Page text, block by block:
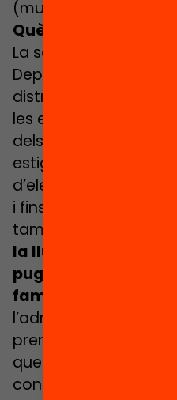
(municipi) – esp
Què origina la
La segregació escolar
Depèn de la
distribució desigual
les escoles al llarg
dels centres d’un
estigui regulada, de
d’elecció de les
i fins i tot de
també es donen a
la lluita contra la
pugui dependre de
famílies
l’administració vetllar
prendre mesures,
que funcionen i que
conseqüències.